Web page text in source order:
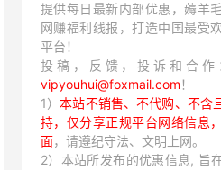
提供每日最新内部优惠，薅羊
网赚福利线报，打造中国最受
平台！
投稿，反馈，投诉和合作
vipyouhui@foxmail.com！
1）本站不销售、不代购、不含
持，仅分享正规平台网络信息
面，请遵纪守法、文明上网。
2）本站所发布的优惠信息, 旨